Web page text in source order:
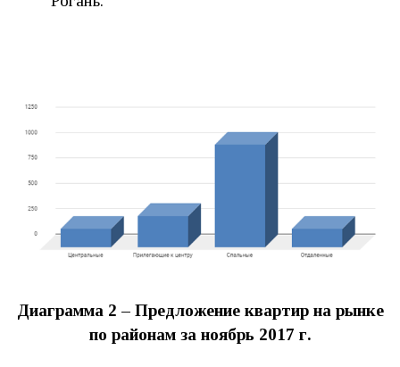
Диаграмма 2 – Предложение квартир на рынке
по районам за ноябрь 2017 г.